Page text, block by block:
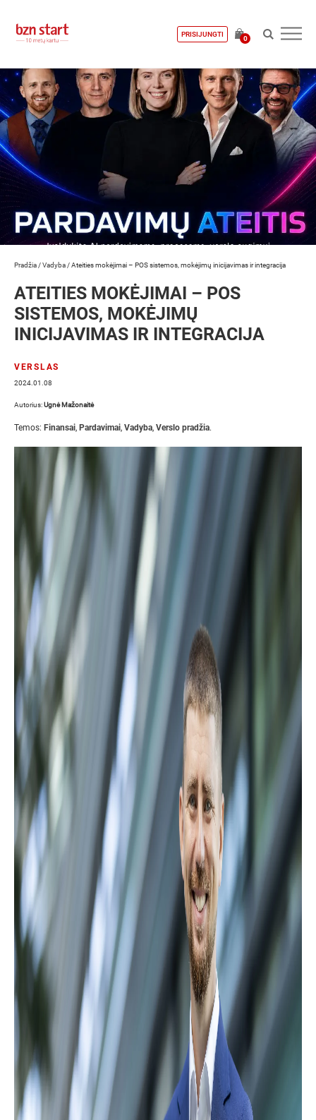
PRISIJUNGTI
0
Pradžia /Vadyba /Ateities mokėjimai – POS sistemos, mokėjimų inicijavimas ir integracija
ATEITIES MOKĖJIMAI – POS
SISTEMOS, MOKĖJIMŲ
INICIJAVIMAS IR INTEGRACIJA
VERSLAS
2024.01.08
Autorius:Ugnė Mažonaitė
Temos: Finansai, Pardavimai, Vadyba, Verslo pradžia.